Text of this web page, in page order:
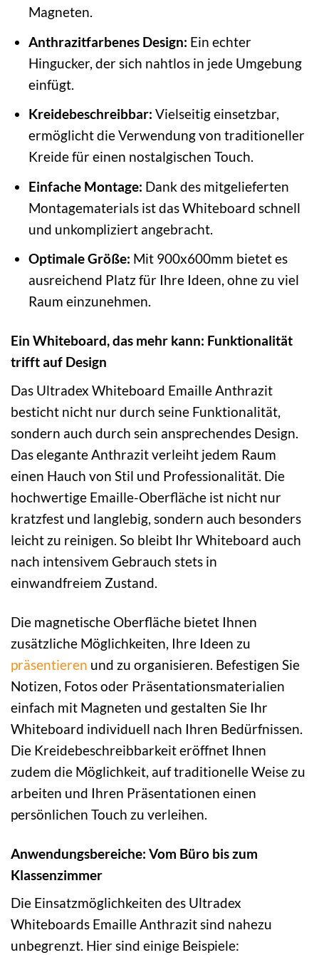
Magneten.
Anthrazitfarbenes Design: Ein echter
Hingucker, der sich nahtlos in jede Umgebung
einfügt.
Kreidebeschreibbar: Vielseitig einsetzbar,
ermöglicht die Verwendung von traditioneller
Kreide für einen nostalgischen Touch.
Einfache Montage: Dank des mitgelieferten
Montagematerials ist das Whiteboard schnell
und unkompliziert angebracht.
Optimale Größe: Mit 900x600mm bietet es
ausreichend Platz für Ihre Ideen, ohne zu viel
Raum einzunehmen.
Ein Whiteboard, das mehr kann: Funktionalität
trifft auf Design
Das Ultradex Whiteboard Emaille Anthrazit
besticht nicht nur durch seine Funktionalität,
sondern auch durch sein ansprechendes Design.
Das elegante Anthrazit verleiht jedem Raum
einen Hauch von Stil und Professionalität. Die
hochwertige Emaille-Oberfläche ist nicht nur
kratzfest und langlebig, sondern auch besonders
leicht zu reinigen. So bleibt Ihr Whiteboard auch
nach intensivem Gebrauch stets in
einwandfreiem Zustand.
Die magnetische Oberfläche bietet Ihnen
zusätzliche Möglichkeiten, Ihre Ideen zu
präsentieren und zu organisieren. Befestigen Sie
Notizen, Fotos oder Präsentationsmaterialien
einfach mit Magneten und gestalten Sie Ihr
Whiteboard individuell nach Ihren Bedürfnissen.
Die Kreidebeschreibbarkeit eröffnet Ihnen
zudem die Möglichkeit, auf traditionelle Weise zu
arbeiten und Ihren Präsentationen einen
persönlichen Touch zu verleihen.
Anwendungsbereiche: Vom Büro bis zum
Klassenzimmer
Die Einsatzmöglichkeiten des Ultradex
Whiteboards Emaille Anthrazit sind nahezu
unbegrenzt. Hier sind einige Beispiele: